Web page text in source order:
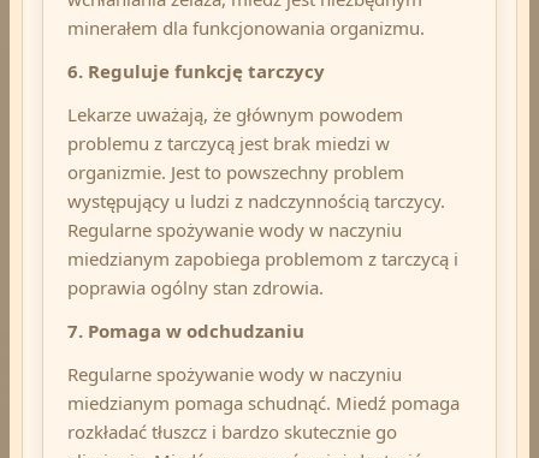
minerałem dla funkcjonowania organizmu.
6. Reguluje funkcję tarczycy
Lekarze uważają, że głównym powodem
problemu z tarczycą jest brak miedzi w
organizmie. Jest to powszechny problem
występujący u ludzi z nadczynnością tarczycy.
Regularne spożywanie wody w naczyniu
miedzianym zapobiega problemom z tarczycą i
poprawia ogólny stan zdrowia.
7. Pomaga w odchudzaniu
Regularne spożywanie wody w naczyniu
miedzianym pomaga schudnąć. Miedź pomaga
rozkładać tłuszcz i bardzo skutecznie go